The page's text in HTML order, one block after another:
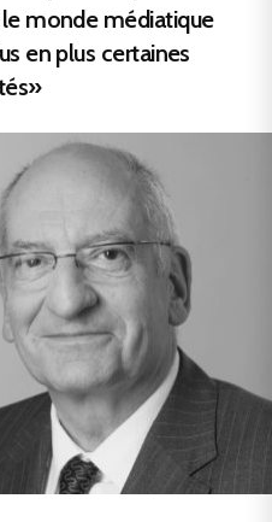
monde médiatique
en plus certaines